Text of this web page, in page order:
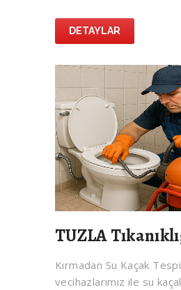
DETAYLAR
TUZLA
Kırmadan Su Kaçak
vecihazlarımız ile su